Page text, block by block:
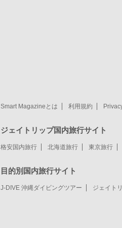
Smart Magazineとは 利用規約
ジェイトリップ国内旅行サイト
格安国内旅行 北海道旅行 東京旅行
目的別国内旅行サイト
J-DIVE 沖縄ダイビングツアー ジェイト